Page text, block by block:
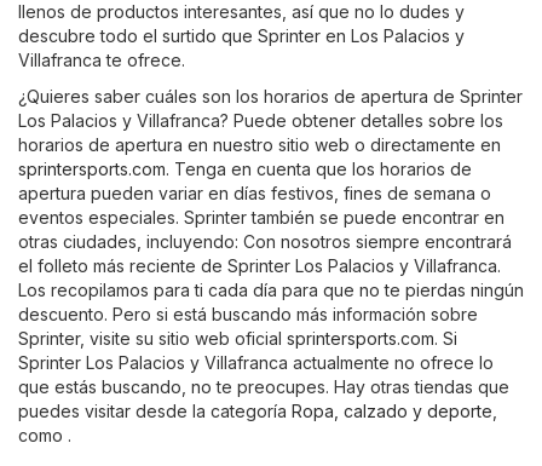
llenos de productos interesantes, así que no lo dudes y
descubre todo el surtido que Sprinter en Los Palacios y
Villafranca te ofrece.
¿Quieres saber cuáles son los horarios de apertura de Sprinter
Los Palacios y Villafranca? Puede obtener detalles sobre los
horarios de apertura en nuestro sitio web o directamente en
sprintersports.com. Tenga en cuenta que los horarios de
apertura pueden variar en días festivos, fines de semana o
eventos especiales. Sprinter también se puede encontrar en
otras ciudades, incluyendo: Con nosotros siempre encontrará
el folleto más reciente de Sprinter Los Palacios y Villafranca.
Los recopilamos para ti cada día para que no te pierdas ningún
descuento. Pero si está buscando más información sobre
Sprinter, visite su sitio web oficial sprintersports.com. Si
Sprinter Los Palacios y Villafranca actualmente no ofrece lo
que estás buscando, no te preocupes. Hay otras tiendas que
puedes visitar desde la categoría Ropa, calzado y deporte
como .